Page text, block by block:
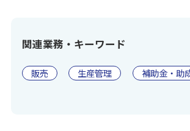
関連業務・キーワード
販売 生産管理 補助金・助